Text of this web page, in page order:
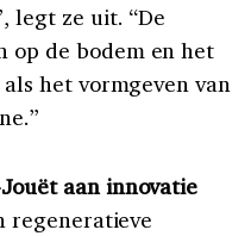
legt ze uit. “De
op de bodem en het
het vormgeven van
aan innovatie